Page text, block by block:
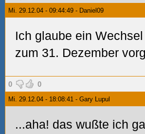
Mi. 29.12.04 - 09:44:49 - Daniel09
Ich glaube ein
zum 31. Dezember
0 0
Mi. 29.12.04 - 18:08:41 - Gary Lupul
...aha! das wußte ich